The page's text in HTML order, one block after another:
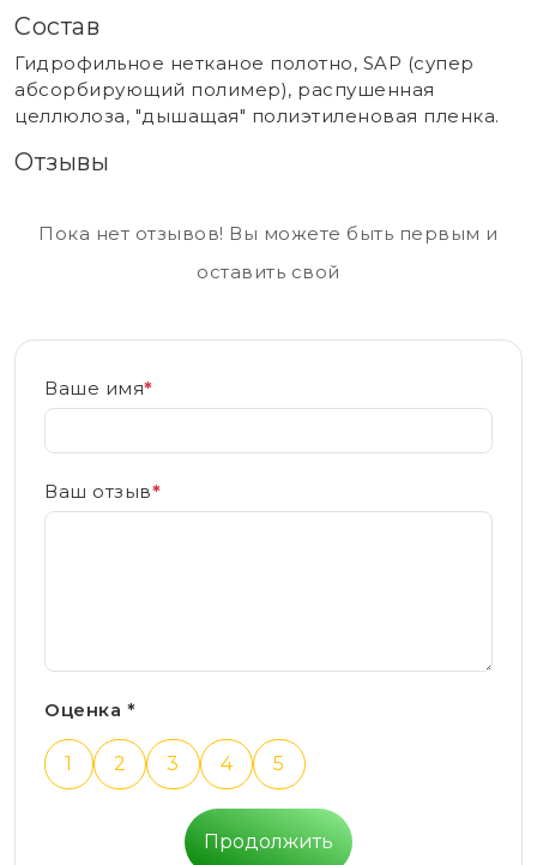
Состав
Гидрофильное нетканое полотно, SAP (супер
абсорбирующий полимер), распушенная
целлюлоза, "дышащая" полиэтиленовая пленка.
Отзывы
Пока нет отзывов! Вы можете быть первым и
оставить свой
Ваше имя*
Ваш отзыв*
Оценка *
1 2 3 4 5
Продолжить